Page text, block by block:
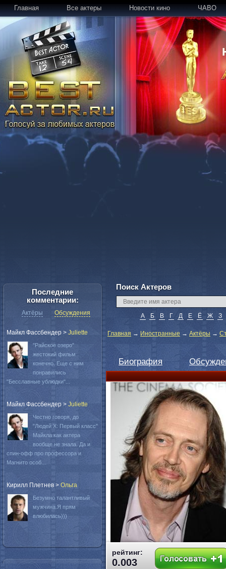
Главная Все актеры Новости кино ЧАВО
Поиск Актеров
А Б В Г Д Е Ё Ж З
Главная → Иностранные → Актёры →
Биография
рейтинг:
0.003
Последние
комментарии:
Актёры Обсуждения
Майкл Фассбендер > Juliette
"Райское озеро"
жестокий фильм
конечно. Еще с ним
понравились
"Бесславные ублюдки"...
Майкл Фассбендер > Juliette
Честно говоря, до
"Людей Х: Первый класс"
Майкла как актера
вообще не знала. Да и
спин-офф про профессора и
Магнито особ...
Кирилл Плетнев > Oльга
Безумно талантливый
мужчина.Я прям
влюбилась)))